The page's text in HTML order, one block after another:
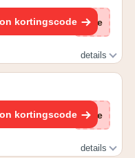
kortingscode (ge
details
kortingscode (ge
details